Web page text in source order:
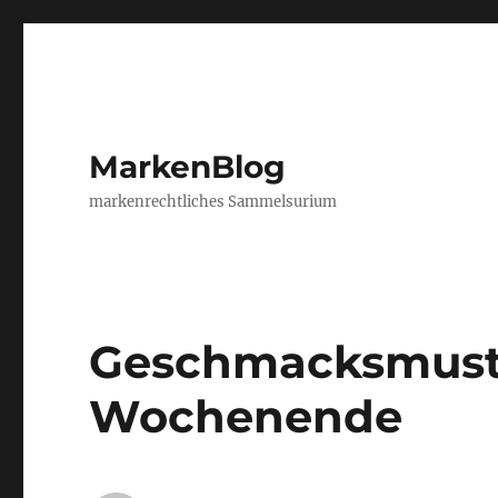
MarkenBlog
markenrechtliches Sammelsurium
Wochenende